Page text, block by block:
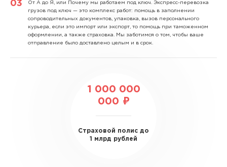
От А до Я, или Почему мы работаем под ключ. Экспресс-перевозка
грузов под ключ — это комплекс работ: помощь в заполнении
сопроводительных документов, упаковка, вызов персонального
курьера, если это импорт или экспорт, то помощь при таможенном
оформлении, а также страховка. Мы заботимся о том, чтобы ваше
отправление было доставлено целым и в срок.
1 000 000
000 ₽
Страховой полис до
1 млрд рублей